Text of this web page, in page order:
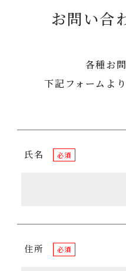
お問い合
各種お
下記フォームよ
氏名 必須
住所 必須